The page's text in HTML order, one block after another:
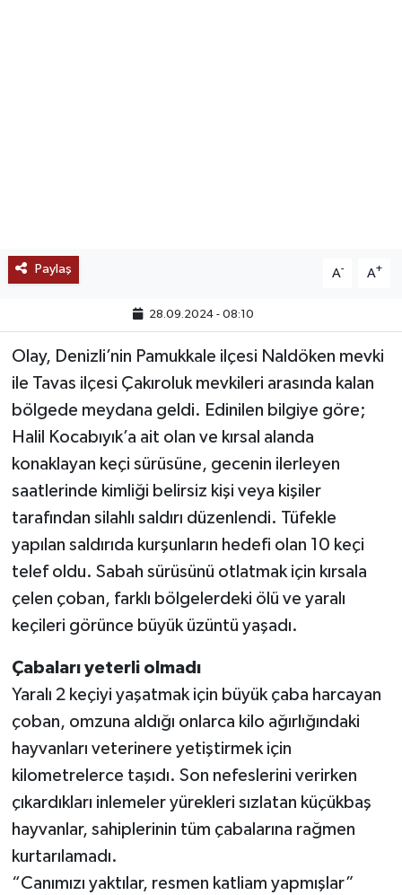
Paylaş A- A+
28.09.2024 - 08:10
Olay, Denizli’nin Pamukkale ilçesi Naldöken mevki
ile Tavas ilçesi Çakıroluk mevkileri arasında kalan
bölgede meydana geldi. Edinilen bilgiye göre;
Halil Kocabıyık’a ait olan ve kırsal alanda
konaklayan keçi sürüsüne, gecenin ilerleyen
saatlerinde kimliği belirsiz kişi veya kişiler
tarafından silahlı saldırı düzenlendi. Tüfekle
yapılan saldırıda kurşunların hedefi olan 10 keçi
telef oldu. Sabah sürüsünü otlatmak için kırsala
çelen çoban, farklı bölgelerdeki ölü ve yaralı
keçileri görünce büyük üzüntü yaşadı.
Çabaları yeterli olmadı
Yaralı 2 keçiyi yaşatmak için büyük çaba harcayan
çoban, omzuna aldığı onlarca kilo ağırlığındaki
hayvanları veterinere yetiştirmek için
kilometrelerce taşıdı. Son nefeslerini verirken
çıkardıkları inlemeler yürekleri sızlatan küçükbaş
hayvanlar, sahiplerinin tüm çabalarına rağmen
kurtarılamadı.
“Canımızı yaktılar, resmen katliam yapmışlar”
MEDYA
OTOMOTİV
TEKNOLOJİ
YAŞAM
KÜLTÜR SANAT